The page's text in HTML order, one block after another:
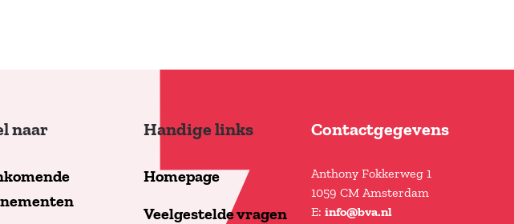
naar Handige links
Homepage
Veelgestelde vragen
Contactgegevens
Anthony Fokkerweg 1
1059 CM Amsterdam
E:info@bva.nl